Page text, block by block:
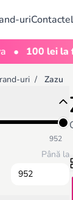
uriContacte
lei la
uri / Zazu
952
Până la